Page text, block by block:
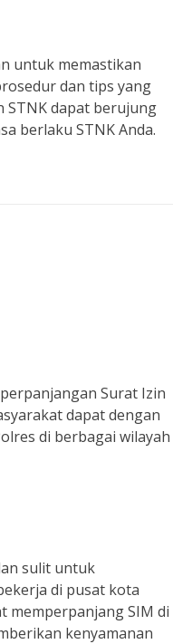
untuk memastikan
dan tips yang
STNK dapat berujung
berlaku STNK Anda.
Surat Izin
dapat dengan
di berbagai wilayah
sulit untuk
di pusat kota
memperpanjang SIM di
kenyamanan